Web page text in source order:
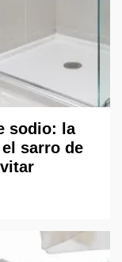
sodio: la
sarro de